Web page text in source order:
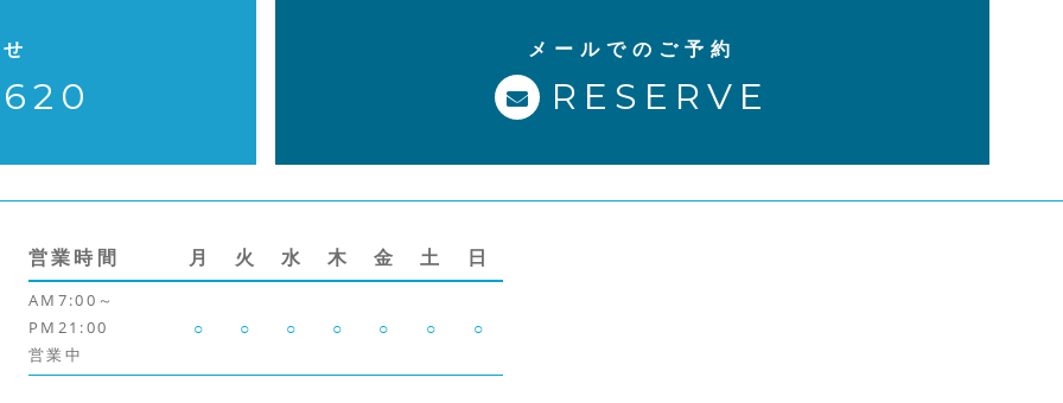
メールでのご予約
RESERVE
営業時間 月 火 水 木 金 土 日
AM7:00～
PM21:00
営業中
○ ○ ○ ○ ○ ○ ○